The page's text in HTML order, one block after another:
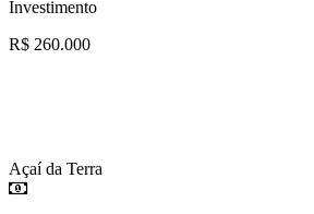
Investimento
R$ 260.000
Açaí da Terra